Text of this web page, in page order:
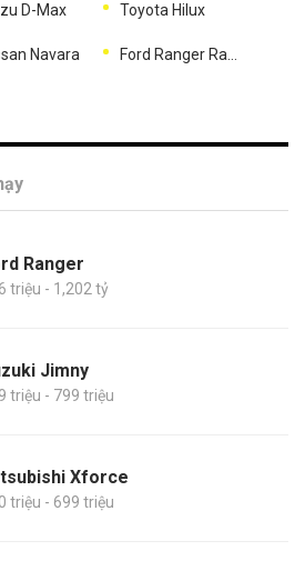
D-Max Toyota Hilux
Navara Ford Ranger Raptor
Ranger
triệu - 1,202 tỷ
Jimny
triệu - 799 triệu
Xforce
triệu - 699 triệu